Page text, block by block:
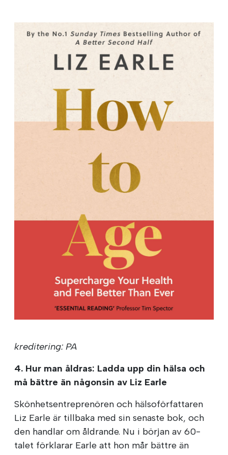
kreditering: PA
4. Hur man åldras: Ladda upp din hälsa och
må bättre än någonsin av Liz Earle
Skönhetsentreprenören och hälsoförfattaren
Liz Earle är tillbaka med sin senaste bok, och
den handlar om åldrande. Nu i början av 60-
talet förklarar Earle att hon mår bättre än